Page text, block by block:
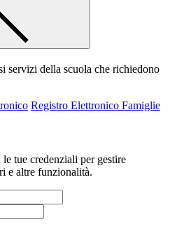
servizi della scuola che richiedono
Registro Elettronico Famiglie
tue credenziali per gestire
e altre funzionalità.